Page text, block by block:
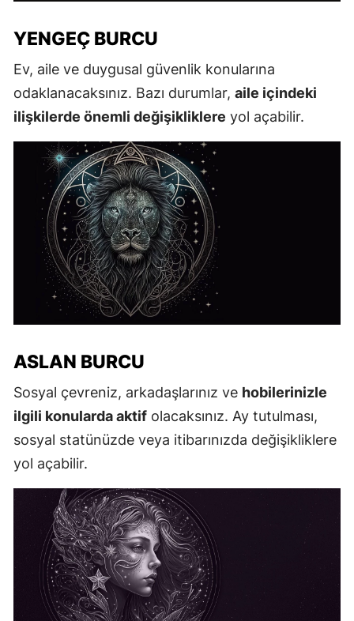
YENGEÇ BURCU
Ev, aile ve duygusal güvenlik konularına
odaklanacaksınız. Bazı durumlar, aile içindeki
ilişkilerde önemli değişikliklere yol açabilir.
ASLAN BURCU
Sosyal çevreniz, arkadaşlarınız ve hobilerinizle
ilgili konularda aktif olacaksınız. Ay tutulması,
sosyal statünüzde veya itibarınızda değişikliklere
yol açabilir.